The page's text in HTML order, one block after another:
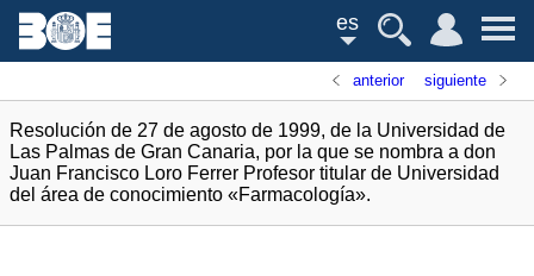
es
anterior siguiente
Resolución de 27 de agosto de 1999, de la Universidad de
Las Palmas de Gran Canaria, por la que se nombra a don
Juan Francisco Loro Ferrer Profesor titular de Universidad
del área de conocimiento «Farmacología».